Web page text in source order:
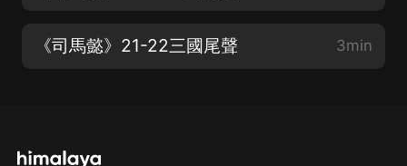
《司馬懿》21-22三國尾聲 3min